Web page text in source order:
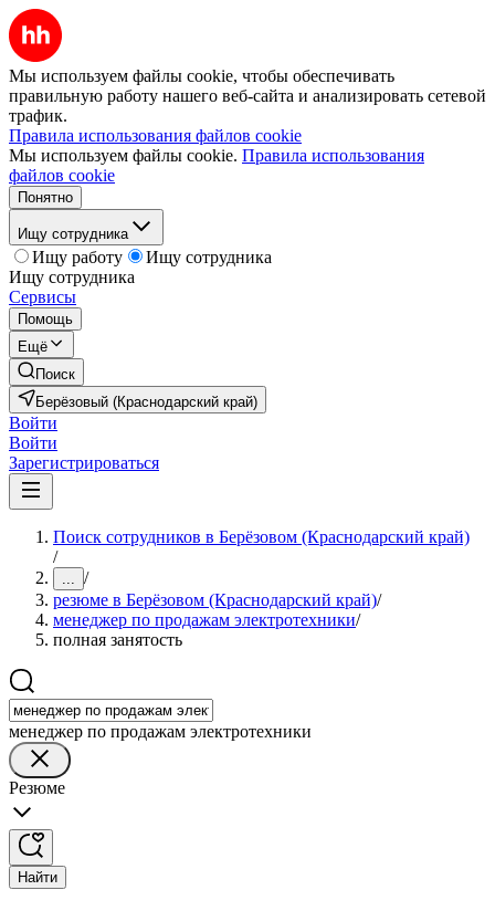
Мы используем файлы cookie, чтобы обеспечивать
правильную работу нашего веб-сайта и анализировать сетевой
трафик.
Правила использования файлов cookie
Мы используем файлы cookie. Правила использования
файлов cookie
Понятно
Ищу сотрудника
Ищу работу
Ищу сотрудника
Ищу сотрудника
Сервисы
Помощь
Ещё
Поиск
Берёзовый (Краснодарский край)
Войти
Войти
Зарегистрироваться
Поиск сотрудников в Берёзовом (Краснодарский край)
/
... /
резюме в Берёзовом (Краснодарский край)/
менеджер по продажам электротехники/
полная занятость
менеджер по продажам электротехники
Резюме
Найти